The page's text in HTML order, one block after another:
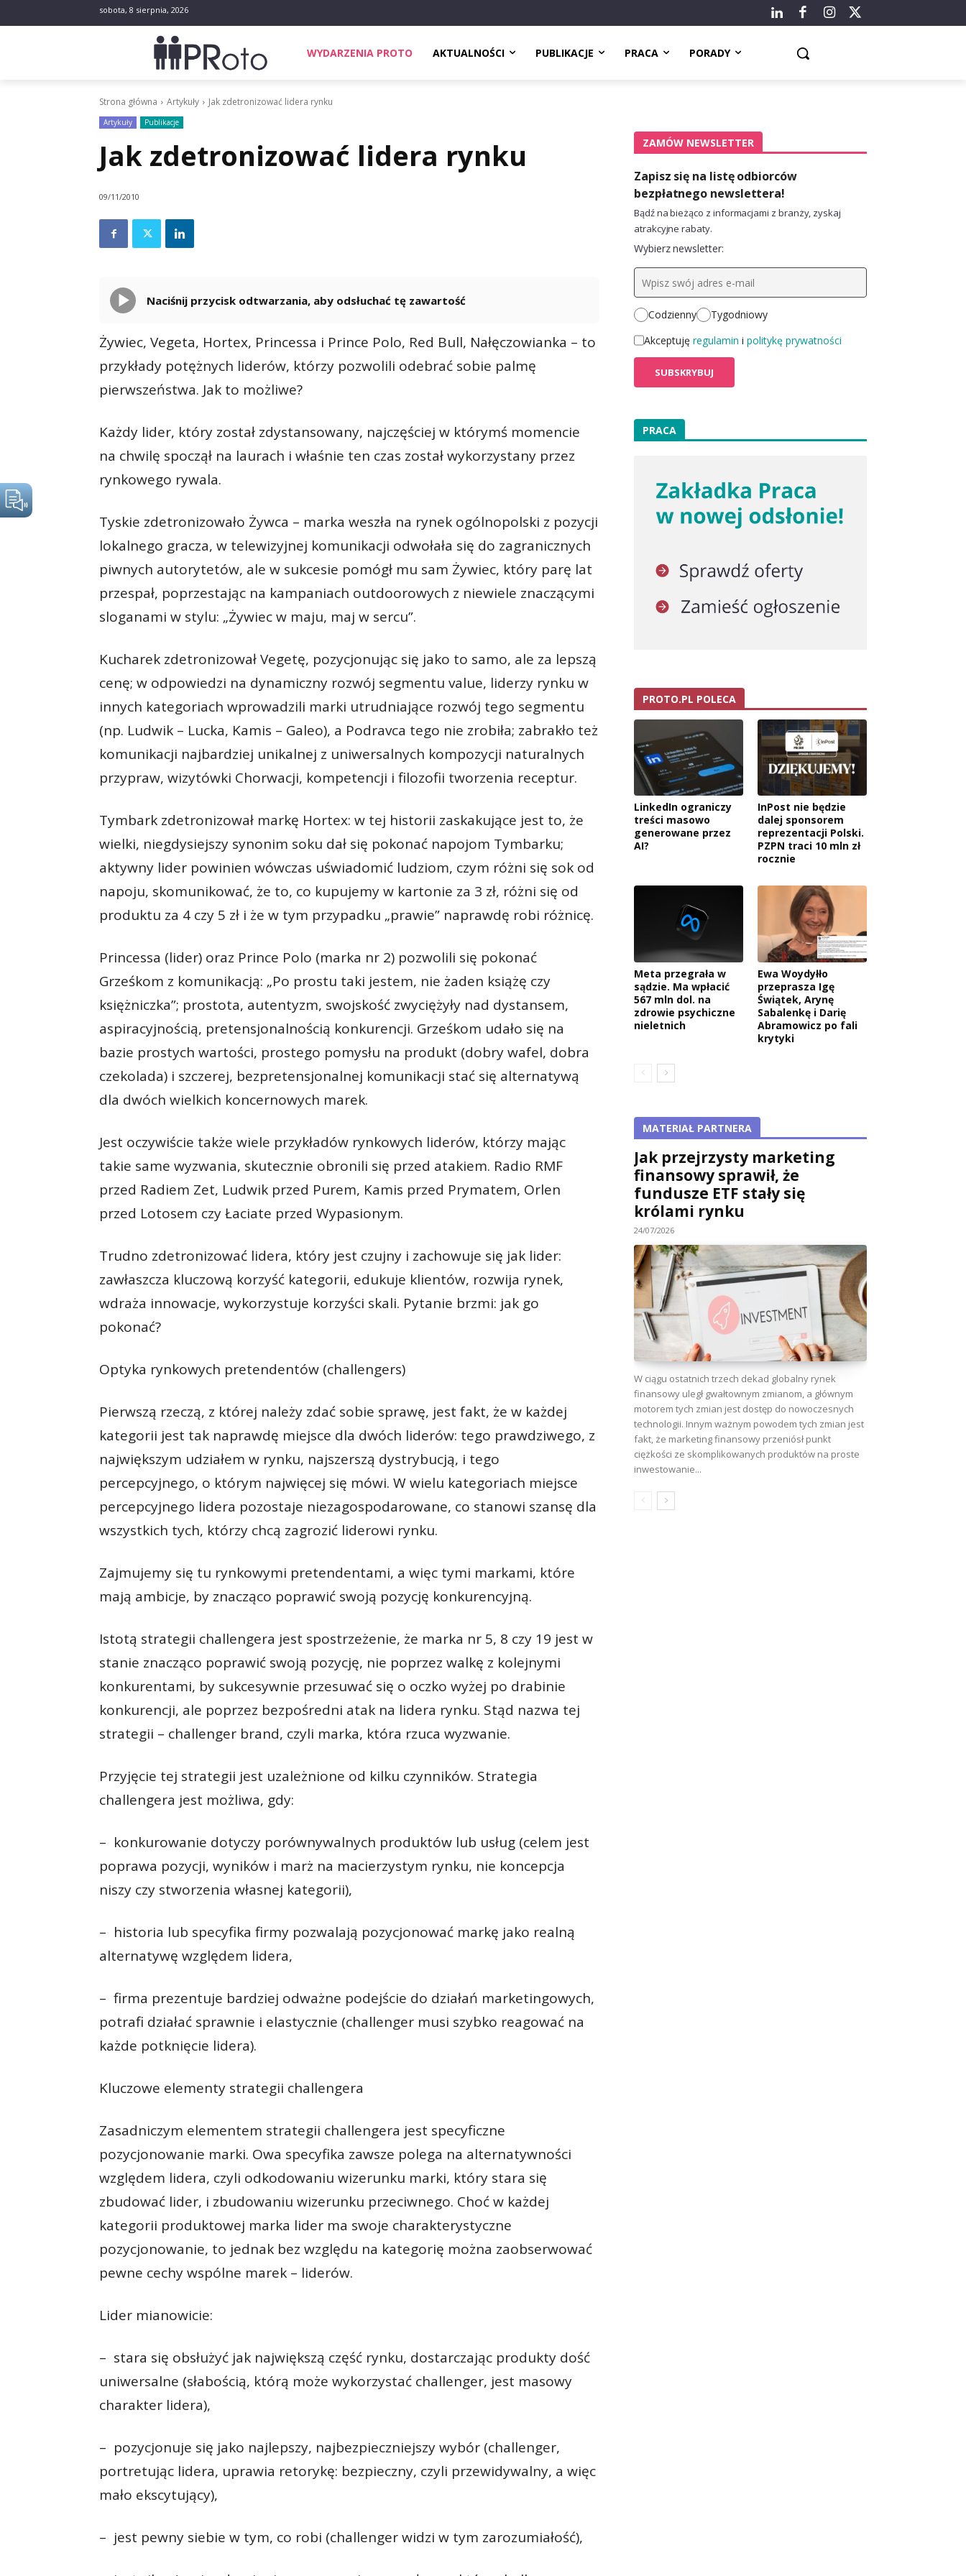
sobota, 8 sierpnia, 2026
WYDARZENIA PROTO AKTUALNOŚCI PUBLIKACJE PRACA PORADY
Strona główna Artykuły Jak zdetronizować lidera rynku
Artykuły Publikacje
Jak zdetronizować lidera rynku
09/11/2010
Naciśnij przycisk odtwarzania, aby odsłuchać tę zawartość
Żywiec, Vegeta, Hortex, Princessa i Prince Polo, Red Bull, Nałęczowianka – to
przykłady potężnych liderów, którzy pozwolili odebrać sobie palmę
pierwszeństwa. Jak to możliwe?
Każdy lider, który został zdystansowany, najczęściej w którymś momencie
na chwilę spoczął na laurach i właśnie ten czas został wykorzystany przez
rynkowego rywala.
Tyskie zdetronizowało Żywca – marka weszła na rynek ogólnopolski z pozycji
lokalnego gracza, w telewizyjnej komunikacji odwołała się do zagranicznych
piwnych autorytetów, ale w sukcesie pomógł mu sam Żywiec, który parę lat
przespał, poprzestając na kampaniach outdoorowych z niewiele znaczącymi
sloganami w stylu: „Żywiec w maju, maj w sercu”.
Kucharek zdetronizował Vegetę, pozycjonując się jako to samo, ale za lepszą
cenę; w odpowiedzi na dynamiczny rozwój segmentu value, liderzy rynku w
innych kategoriach wprowadzili marki utrudniające rozwój tego segmentu
(np. Ludwik – Lucka, Kamis – Galeo), a Podravca tego nie zrobiła; zabrakło też
komunikacji najbardziej unikalnej z uniwersalnych kompozycji naturalnych
przypraw, wizytówki Chorwacji, kompetencji i filozofii tworzenia receptur.
Tymbark zdetronizował markę Hortex: w tej historii zaskakujące jest to, że
wielki, niegdysiejszy synonim soku dał się pokonać napojom Tymbarku;
aktywny lider powinien wówczas uświadomić ludziom, czym różni się sok od
napoju, skomunikować, że to, co kupujemy w kartonie za 3 zł, różni się od
produktu za 4 czy 5 zł i że w tym przypadku „prawie” naprawdę robi różnicę.
Princessa (lider) oraz Prince Polo (marka nr 2) pozwolili się pokonać
Grześkom z komunikacją: „Po prostu taki jestem, nie żaden książę czy
księżniczka”; prostota, autentyzm, swojskość zwyciężyły nad dystansem,
aspiracyjnością, pretensjonalnością konkurencji. Grześkom udało się na
bazie prostych wartości, prostego pomysłu na produkt (dobry wafel, dobra
czekolada) i szczerej, bezpretensjonalnej komunikacji stać się alternatywą
dla dwóch wielkich koncernowych marek.
Jest oczywiście także wiele przykładów rynkowych liderów, którzy mając
takie same wyzwania, skutecznie obronili się przed atakiem. Radio RMF
przed Radiem Zet, Ludwik przed Purem, Kamis przed Prymatem, Orlen
przed Lotosem czy Łaciate przed Wypasionym.
Trudno zdetronizować lidera, który jest czujny i zachowuje się jak lider:
zawłaszcza kluczową korzyść kategorii, edukuje klientów, rozwija rynek,
wdraża innowacje, wykorzystuje korzyści skali. Pytanie brzmi: jak go
pokonać?
Optyka rynkowych pretendentów (challengers)
Pierwszą rzeczą, z której należy zdać sobie sprawę, jest fakt, że w każdej
kategorii jest tak naprawdę miejsce dla dwóch liderów: tego prawdziwego, z
największym udziałem w rynku, najszerszą dystrybucją, i tego
percepcyjnego, o którym najwięcej się mówi. W wielu kategoriach miejsce
percepcyjnego lidera pozostaje niezagospodarowane, co stanowi szansę dla
wszystkich tych, którzy chcą zagrozić liderowi rynku.
Zajmujemy się tu rynkowymi pretendentami, a więc tymi markami, które
mają ambicje, by znacząco poprawić swoją pozycję konkurencyjną.
Istotą strategii challengera jest spostrzeżenie, że marka nr 5, 8 czy 19 jest w
stanie znacząco poprawić swoją pozycję, nie poprzez walkę z kolejnymi
konkurentami, by sukcesywnie przesuwać się o oczko wyżej po drabinie
konkurencji, ale poprzez bezpośredni atak na lidera rynku. Stąd nazwa tej
strategii – challenger brand, czyli marka, która rzuca wyzwanie.
Przyjęcie tej strategii jest uzależnione od kilku czynników. Strategia
challengera jest możliwa, gdy:
– konkurowanie dotyczy porównywalnych produktów lub usług (celem jest
poprawa pozycji, wyników i marż na macierzystym rynku, nie koncepcja
niszy czy stworzenia własnej kategorii),
– historia lub specyfika firmy pozwalają pozycjonować markę jako realną
alternatywę względem lidera,
– firma prezentuje bardziej odważne podejście do działań marketingowych,
potrafi działać sprawnie i elastycznie (challenger musi szybko reagować na
każde potknięcie lidera).
Kluczowe elementy strategii challengera
Zasadniczym elementem strategii challengera jest specyficzne
pozycjonowanie marki. Owa specyfika zawsze polega na alternatywności
względem lidera, czyli odkodowaniu wizerunku marki, który stara się
zbudować lider, i zbudowaniu wizerunku przeciwnego. Choć w każdej
kategorii produktowej marka lider ma swoje charakterystyczne
pozycjonowanie, to jednak bez względu na kategorię można zaobserwować
pewne cechy wspólne marek – liderów.
Lider mianowicie:
– stara się obsłużyć jak największą część rynku, dostarczając produkty dość
uniwersalne (słabością, którą może wykorzystać challenger, jest masowy
charakter lidera),
– pozycjonuje się jako najlepszy, najbezpieczniejszy wybór (challenger,
portretując lidera, uprawia retorykę: bezpieczny, czyli przewidywalny, a więc
mało ekscytujący),
– jest pewny siebie w tym, co robi (challenger widzi w tym zarozumiałość),
ZAMÓW NEWSLETTER
Zapisz się na listę odbiorców
bezpłatnego newslettera!
Bądź na bieżąco z informacjami z branży, zyskaj
atrakcyjne rabaty.
Wybierz newsletter:
Codzienny
Tygodniowy
Akceptuję regulamin i politykę prywatności
PRACA
PROTO.PL POLECA
LinkedIn ograniczy
treści masowo
generowane przez
AI?
InPost nie będzie
dalej sponsorem
reprezentacji Polski.
PZPN traci 10 mln zł
rocznie
Meta przegrała w
sądzie. Ma wpłacić
567 mln dol. na
zdrowie psychiczne
nieletnich
Ewa Woydyłło
przeprasza Igę
Świątek, Arynę
Sabalenkę i Darię
Abramowicz po fali
krytyki
MATERIAŁ PARTNERA
Jak przejrzysty marketing
finansowy sprawił, że
fundusze ETF stały się
królami rynku
24/07/2026
W ciągu ostatnich trzech dekad globalny rynek
finansowy uległ gwałtownym zmianom, a głównym
motorem tych zmian jest dostęp do nowoczesnych
technologii. Innym ważnym powodem tych zmian jest
fakt, że marketing finansowy przeniósł punkt
ciężkości ze skomplikowanych produktów na proste
inwestowanie...